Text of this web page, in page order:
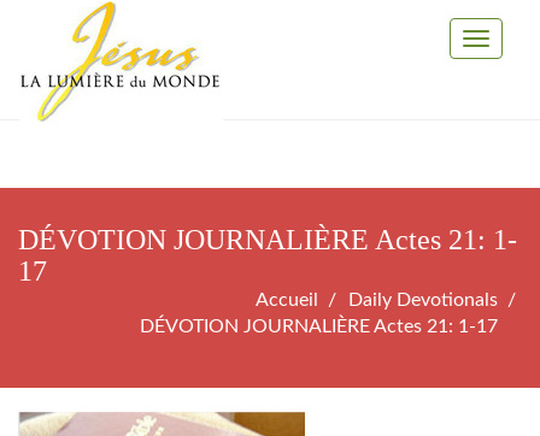
Toggle
DÉVOTION JOURNALIÈRE Actes 21: 1-
17
Accueil
Daily Devotionals
DÉVOTION JOURNALIÈRE Actes 21: 1-17